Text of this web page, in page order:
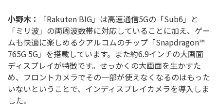
小野木：
「Rakuten BIG」は高速通信5Gの「Sub6」と
「ミリ波」の両周波数帯に対応していることに加え、ゲー
ムも快適に楽しめるクアルコムのチップ「Snapdragon™
765G 5G」を搭載しています。また約6.9インチの大画面
ディスプレイが特徴です。せっかくの大画面を生かすた
め、フロントカメラでその一部が使えなくなるのはもった
いないということで、インディスプレイカメラを導入しま
した。